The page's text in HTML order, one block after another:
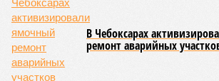
В Чебоксарах
ремонт аварийных